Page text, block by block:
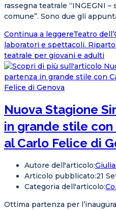
rassegna teatrale “INGEGNI
comune”. Sono due gli
Continua a leggereTeatro
laboratori e spettacoli.
teatrale per giovani e adulti
Nuova Stagione
in grande stile
al Carlo Felice di
Autore dell'articolo:
Articolo pubblicato:21
Categoria dell'articolo:
Ottima partenza per